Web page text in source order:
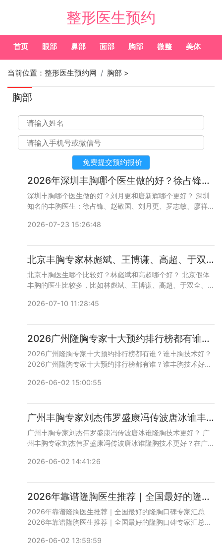
整形医生预约
首页 眼部 鼻部 面部 胸部 微整 美体
当前位置： 整形医生预约网 胸部 >
胸部
2026年深圳丰胸哪个医生做的好？徐占锋、赵敬国、刘月更、罗志敏、廖祥钧、唐新辉谁隆胸技术好
深圳丰胸哪个医生做的好？刘月更和唐新辉哪个更好？ 深圳
知名的丰胸医生：徐占锋、赵敬国、刘月更、罗志敏、廖祥
个更好，建议实地面诊和对比，咨询预约添加微信号：
2026-07-23 15:26:48
北京丰胸专家林彪斌、王博谦、高超、于双全、马静谁做隆胸效果更好?
北京丰胸医生哪个比较好？林彪斌和高超哪个好？ 北京假体
丰胸的医生比较多，比如林彪斌、王博谦、高超、于双全、马
wuyoubianmei或者直接拨打400-616-6769，详细沟通。
2026-07-10 11:28:45
2026广州隆胸专家十大预约排行榜都有谁？谁丰胸技术好？
2026广州隆胸专家十大预约排行榜都有谁？谁丰胸技术好？
2026广州隆胸专家十大预约排行榜都有谁？谁丰胸技术好？
积淀、内窥镜技术精湛、自然审美出众，兼顾初胸打造与高难
了解更多医美知识和专家案例，请拨打400-616-6769或者
加微信bianmei0528咨询。
2026-06-02 15:00:55
广州丰胸专家刘杰伟罗盛康冯传波唐冰谁丰胸做得好？
广州丰胸专家刘杰伟罗盛康冯传波唐冰谁隆胸技术更好？ 广
州丰胸专家刘杰伟罗盛康冯传波唐冰谁隆胸技术更好？在广
术的安全与效果，核心在于医生的选择。无论是公立医院的规
审美在线的专业医师。如需了解更多医美知识和专家案例，请
拨打400-616-6769或者加微信bianmei0528咨询。
2026-06-02 14:41:26
2026年靠谱隆胸医生推荐｜全国最好的隆胸口碑专家汇总
2026年靠谱隆胸医生推荐｜全国最好的隆胸口碑专家汇总
2026年靠谱隆胸医生推荐｜全国最好的隆胸口碑专家汇总。
院长凭借全场景适配优势、自然耐看的审美风格与贴心的全流
2026-06-02 13:59:59